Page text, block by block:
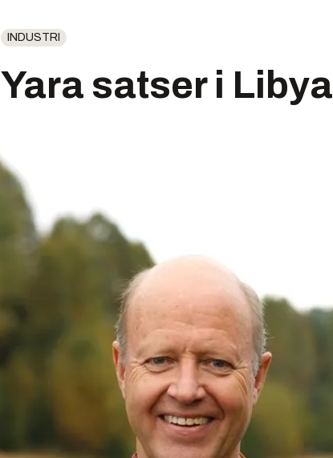
INDUSTRI
Yara satser i Libya